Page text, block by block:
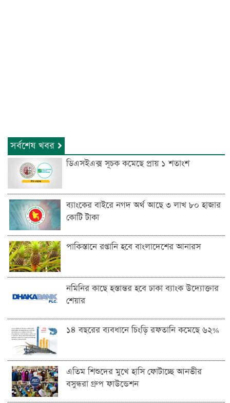
সর্বশেষ খবর
ডিএসইএক্স সূচক কমেছে প্রায় ১ শতাংশ
ব্যাংকের বাইরে নগদ অর্থ আছে ৩ লাখ ৮০ হাজার
কোটি টাকা
পাকিস্তানে রপ্তানি হবে বাংলাদেশের আনারস
নমিনির কাছে হস্তান্তর হবে ঢাকা ব্যাংক উদ্যোক্তার
শেয়ার
১৪ বছরের ব্যবধানে চিংড়ি রফতানি কমেছে ৬২%
এতিম শিশুদের মুখে হাসি ফোটাচ্ছে আনভীর
বসুন্ধরা গ্রুপ ফাউন্ডেশন